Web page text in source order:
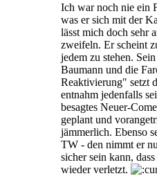
Ich war noch nie ein
was er sich mit der
lässt mich doch sehr
zweifeln. Er scheint
jedem zu stehen.
Baumann und die
Reaktivierung" setzt
entnahm jedenfalls
besagtes Neuer-
geplant und
jämmerlich. Ebenso
TW - den nimmt er
sicher sein kann,
wieder verletzt.